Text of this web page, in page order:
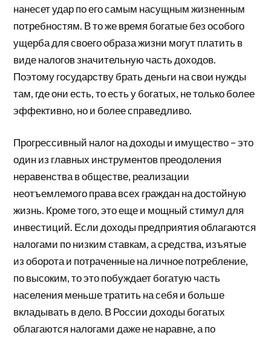
нанесет удар по его самым насущным жизненным
потребностям. В то же время богатые без особого
ущерба для своего образа жизни могут платить в
виде налогов значительную часть доходов.
Поэтому государству брать деньги на свои нужды
там, где они есть, то есть у богатых, не только более
эффективно, но и более справедливо.
Прогрессивный налог на доходы и имущество – это
один из главных инструментов преодоления
неравенства в обществе, реализации
неотъемлемого права всех граждан на достойную
жизнь. Кроме того, это еще и мощный стимул для
инвестиций. Если доходы предприятия облагаются
налогами по низким ставкам, а средства, изъятые
из оборота и потраченные на личное потребление,
по высоким, то это побуждает богатую часть
населения меньше тратить на себя и больше
вкладывать в дело. В России доходы богатых
облагаются налогами даже не наравне, а по